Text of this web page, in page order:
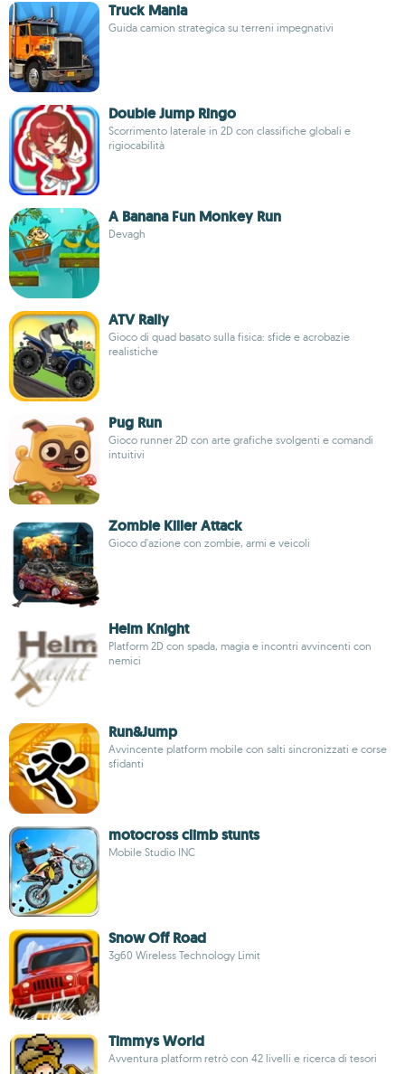
Truck Mania
Guida camion strategica su terreni impegnativi
Double Jump Ringo
Scorrimento laterale in 2D con classifiche globali e
rigiocabilità
A Banana Fun Monkey Run
Devagh
ATV Rally
Gioco di quad basato sulla fisica: sfide e acrobazie
realistiche
Pug Run
Gioco runner 2D con arte grafiche svolgenti e comandi
intuitivi
Zombie Killer Attack
Gioco d'azione con zombie, armi e veicoli
Helm Knight
Platform 2D con spada, magia e incontri avvincenti con
nemici
Run&Jump
Avvincente platform mobile con salti sincronizzati e corse
sfidanti
motocross climb stunts
Mobile Studio INC
Snow Off Road
3g60 Wireless Technology Limit
Timmys World
Avventura platform retrò con 42 livelli e ricerca di tesori